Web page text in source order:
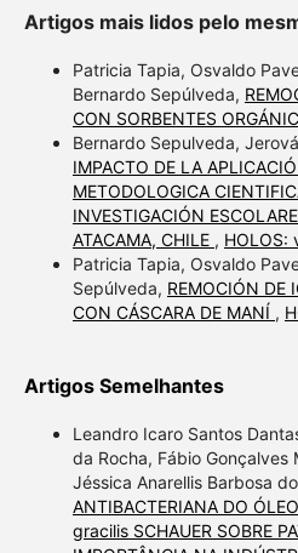
Artigos mais lidos pelo
Patricia Tapia, Osvaldo
Bernardo Sepúlveda,
CON SORBENTES
Bernardo Sepulveda,
IMPACTO DE LA
METODOLOGICA
INVESTIGACIÓN
ATACAMA, CHILE , HOLOS:
Patricia Tapia, Osvaldo
Sepúlveda, REMOCIÓN DE
CON CÁSCARA DE MANÍ ,
Artigos Semelhantes
Leandro Icaro Santos
da Rocha, Fábio Gonçalves
Jéssica Anarellis Barbosa
ANTIBACTERIANA DO
gracilis SCHAUER SOBRE